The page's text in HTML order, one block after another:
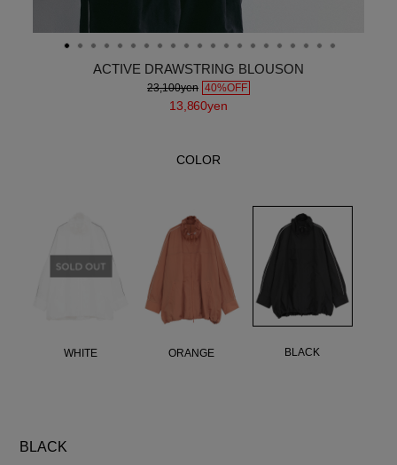
ACTIVE DRAWSTRING BLOUSON
23,100yen 40%OFF
13,860yen
COLOR
WHITE ORANGE BLACK
BLACK